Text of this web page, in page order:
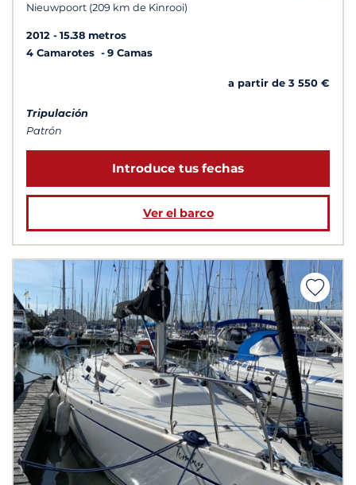
Nieuwpoort (209 km de Kinrooi)
2012
15.38 metros
4 Camarotes
9 Camas
a partir de 3 550 €
Tripulación
Patrón
Introduce tus fechas
Ver el barco